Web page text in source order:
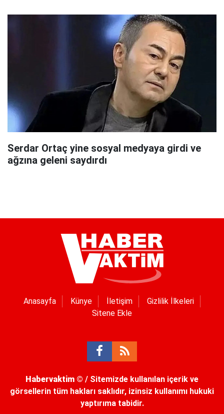
Serdar Ortaç yine sosyal medyaya girdi ve
ağzına geleni saydırdı
Anasayfa Künye İletişim
Gizlilik İlkeleri
Sitene Ekle
Habervaktim © / Sitemizde kullanılan içerik ve
görsellerin tüm hakları saklıdır, izinsiz kullanımı hukuki
yaptırıma tabidir.